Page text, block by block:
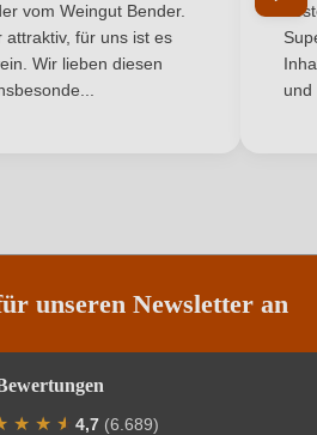
2022
Spanien
Katalonien
Weiß
Ich habe mein Passwort vergessen
vom Weingut Bender.
attraktiv, für uns ist es
Wir lieben diesen
und
unseren Newsletter an
★ ★ ★
★ 4,7 (6.689)